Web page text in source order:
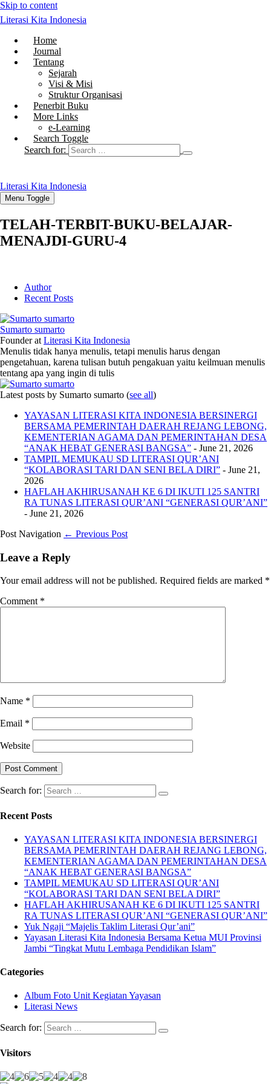
Skip to content
Literasi Kita Indonesia
Home
Journal
Tentang
Sejarah
Visi & Misi
Struktur Organisasi
Penerbit Buku
More Links
e-Learning
Search Toggle
Search for:
Literasi Kita Indonesia
Menu Toggle
TELAH-TERBIT-BUKU-BELAJAR-
MENAJDI-GURU-4
Author
Recent Posts
Sumarto sumarto
Founderat Literasi Kita Indonesia
Menulis tidak hanya menulis, tetapi menulis harus dengan
pengetahuan, karena tulisan butuh pengakuan yaitu keilmuan menulis
tentang apa yang ingin di tulis
Latest posts by Sumarto sumarto (see all)
YAYASAN LITERASI KITA INDONESIA BERSINERGI
BERSAMA PEMERINTAH DAERAH REJANG LEBONG,
KEMENTERIAN AGAMA DAN PEMERINTAHAN DESA
“ANAK HEBAT GENERASI BANGSA” - June 21, 2026
TAMPIL MEMUKAU SD LITERASI QUR’ANI
“KOLABORASI TARI DAN SENI BELA DIRI” - June 21,
2026
HAFLAH AKHIRUSANAH KE 6 DI IKUTI 125 SANTRI
RA TUNAS LITERASI QUR’ANI “GENERASI QUR’ANI”
- June 21, 2026
Post Navigation ← Previous Post
Leave a Reply
Your email address will not be published. Required fields are marked *
Comment *
Name *
Email *
Website
Search for:
Recent Posts
YAYASAN LITERASI KITA INDONESIA BERSINERGI
BERSAMA PEMERINTAH DAERAH REJANG LEBONG,
KEMENTERIAN AGAMA DAN PEMERINTAHAN DESA
“ANAK HEBAT GENERASI BANGSA”
TAMPIL MEMUKAU SD LITERASI QUR’ANI
“KOLABORASI TARI DAN SENI BELA DIRI”
HAFLAH AKHIRUSANAH KE 6 DI IKUTI 125 SANTRI
RA TUNAS LITERASI QUR’ANI “GENERASI QUR’ANI”
Yuk Ngaji “Majelis Taklim Literasi Qur’ani”
Yayasan Literasi Kita Indonesia Bersama Ketua MUI Provinsi
Jambi “Tingkat Mutu Lembaga Pendidikan Islam”
Categories
Album Foto Unit Kegiatan Yayasan
Literasi News
Search for:
Visitors